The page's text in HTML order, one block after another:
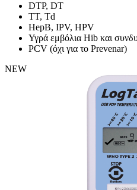
DTP, DT
TT, Td
HepB, IPV, HPV
Υγρά εμβόλια Hib και
PCV (όχι για το Prevenar)
NEW